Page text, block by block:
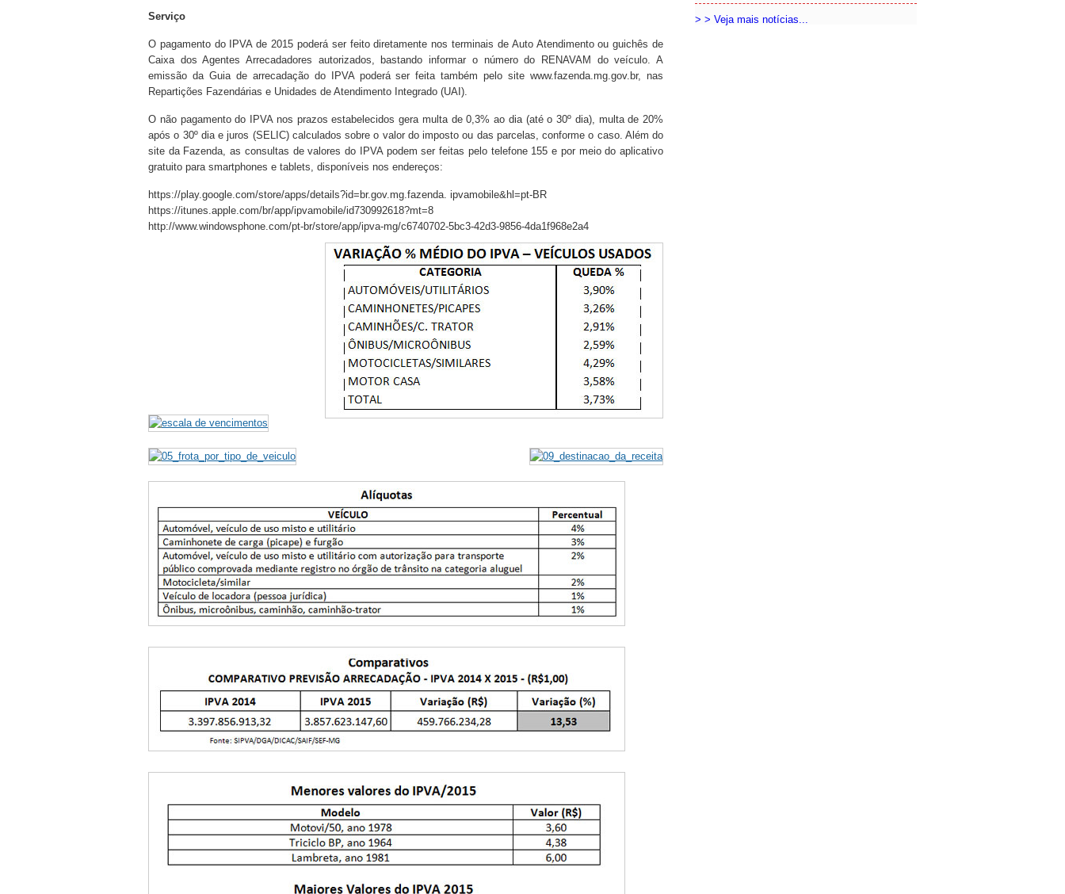
Serviço
O pagamento do IPVA de 2015 poderá ser feito diretamente nos terminais de Auto Atendimento ou guichês de
Caixa dos Agentes Arrecadadores autorizados, bastando informar o número do RENAVAM do veículo. A
emissão da Guia de arrecadação do IPVA poderá ser feita também pelo site www.fazenda.mg.gov.br, nas
Repartições Fazendárias e Unidades de Atendimento Integrado (UAI).
O não pagamento do IPVA nos prazos estabelecidos gera multa de 0,3% ao dia (até o 30º dia), multa de 20%
após o 30º dia e juros (SELIC) calculados sobre o valor do imposto ou das parcelas, conforme o caso. Além do
site da Fazenda, as consultas de valores do IPVA podem ser feitas pelo telefone 155 e por meio do aplicativo
gratuito para smartphones e tablets, disponíveis nos endereços:
https://play.google.com/store/apps/details?id=br.gov.mg.fazenda. ipvamobile&hl=pt-BR
https://itunes.apple.com/br/app/ipvamobile/id730992618?mt=8
http://www.windowsphone.com/pt-br/store/app/ipva-mg/c6740702-5bc3-42d3-9856-4da1f968e2a4
> > Veja mais notícias...